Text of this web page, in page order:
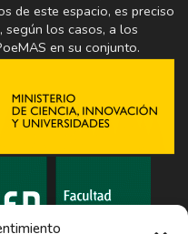
de este espacio, es preciso
los casos, a los
en su conjunto.